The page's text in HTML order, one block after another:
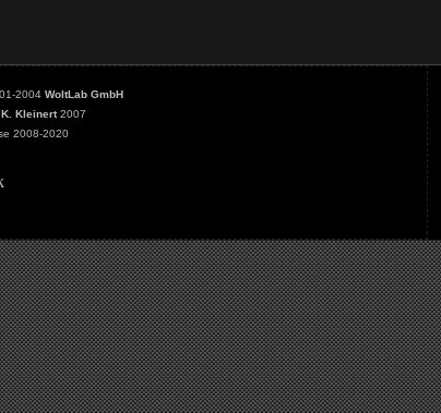
2004 WoltLab GmbH
K. Kleinert2007
2008-2020